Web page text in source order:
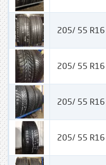
205/ 55 R16
205/ 55 R16
205/ 55 R16
205/ 55 R16